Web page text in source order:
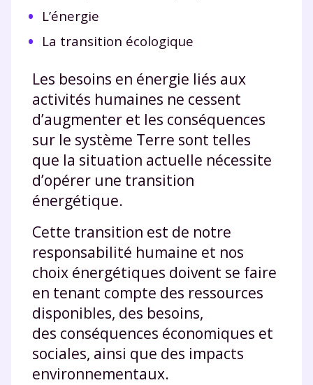
L’énergie
La transition écologique
Les besoins en énergie liés aux
activités humaines ne cessent
d’augmenter et les conséquences
sur le système Terre sont telles
que la situation actuelle nécessite
d’opérer une transition
énergétique.
Cette transition est de notre
responsabilité humaine et nos
choix énergétiques doivent se faire
en tenant compte des ressources
disponibles, des besoins,
des conséquences économiques et
sociales, ainsi que des impacts
environnementaux.